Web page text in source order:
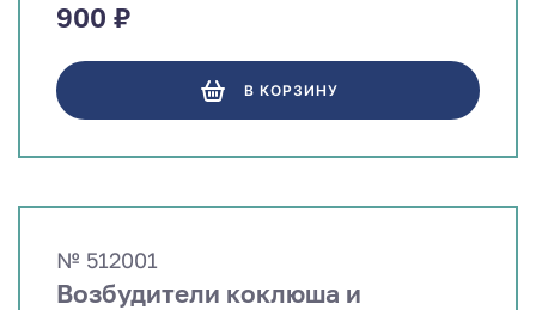
900 ₽
В КОРЗИНУ
№ 512001
Возбудители коклюша и